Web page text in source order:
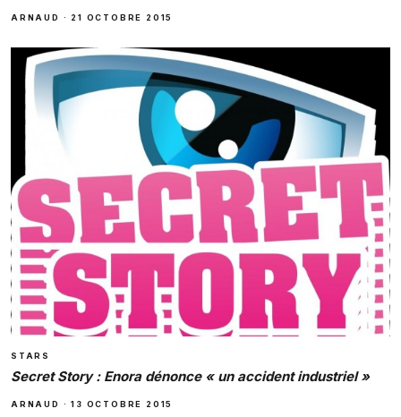
ARNAUD · 21 OCTOBRE 2015
STARS
Secret Story : Enora dénonce « un accident industriel »
ARNAUD ·13 OCTOBRE 2015